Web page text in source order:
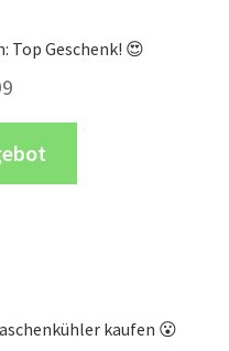
Top Geschenk! 😍
kaufen 😮